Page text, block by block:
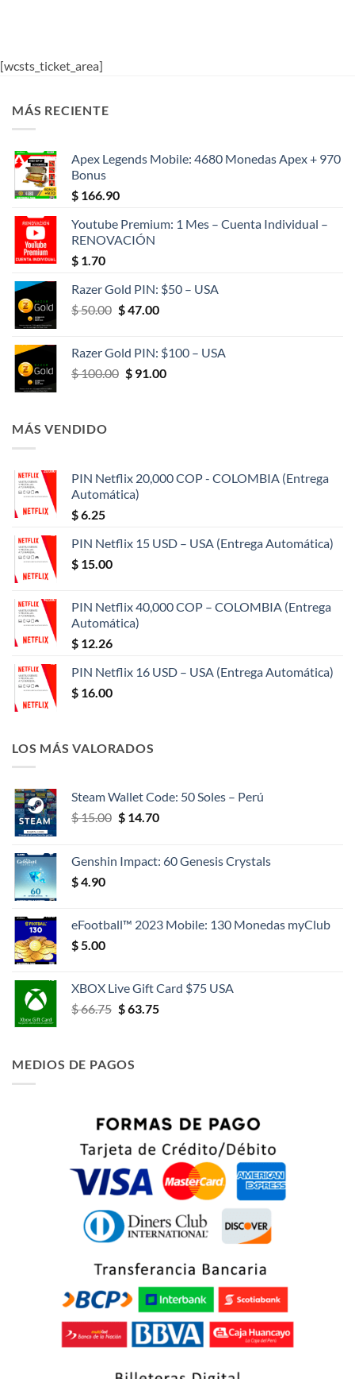
[wcsts_ticket_area]
MÁS RECIENTE
Apex Legends Mobile: 4680 Monedas Apex + 970
Bonus
$ 166.90
Youtube Premium: 1 Mes – Cuenta Individual –
RENOVACIÓN
$ 1.70
Razer Gold PIN: $50 – USA
$50.00 El
era:
$ 50.00.
$47.00El
es:
$ 47.00.
Razer Gold PIN: $100 – USA
$100.00 El
$91.00El
MÁS VENDIDO
PIN Netflix 20,000 COP - COLOMBIA (Entrega
Automática)
$6.25
PIN Netflix 15 USD – USA (Entrega Automática)
$ 15.00
PIN Netflix 40,000 COP – COLOMBIA (Entrega
Automática)
$ 12.26
PIN Netflix 16 USD – USA (Entrega Automática)
$ 16.00
LOS MÁS VALORADOS
Steam Wallet Code: 50 Soles – Perú
$15.00 El
era:
$14.70El
es:
Genshin Impact: 60 Genesis Crystals
$4.90
eFootball™ 2023 Mobile: 130 Monedas myClub
$5.00
XBOX Live Gift Card $75 USA
$66.75 El
era:
$63.75El
MEDIOS DE PAGOS